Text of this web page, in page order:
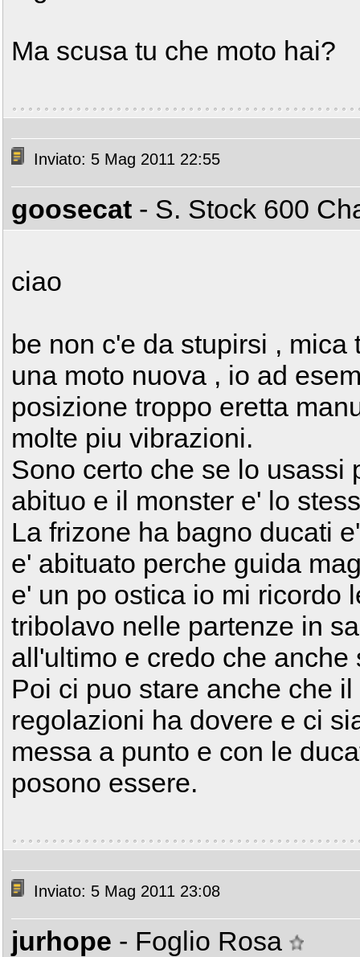
Ma scusa tu che moto hai?
Inviato: 5 Mag 2011 22:55
goosecat - S. Stock 600
ciao
be non c'e da stupirsi ,
una moto nuova , io ad
posizione troppo eretta
molte piu vibrazioni.
Sono certo che se lo usassi
abituo e il monster e' lo
La frizone ha bagno ducati
e' abituato perche guida
e' un po ostica io mi ricordo
tribolavo nelle partenze in
all'ultimo e credo che
Poi ci puo stare anche che
regolazioni ha dovere e ci
messa a punto e con le
posono essere.
Inviato: 5 Mag 2011 23:08
jurhope - Foglio Rosa